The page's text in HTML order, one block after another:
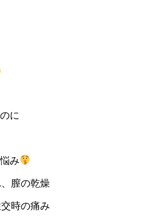
に
み
膣の乾燥
時の痛み